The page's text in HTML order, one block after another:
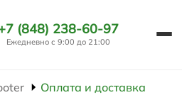
(848) 238-60-97
Ежедневно с 9:00 до 21:00
Оплата и доставка